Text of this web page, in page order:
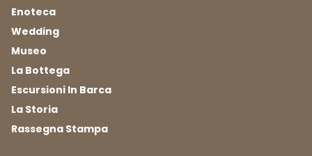
Enoteca
Wedding
Museo
La Bottega
Escursioni In Barca
La Storia
Rassegna Stampa